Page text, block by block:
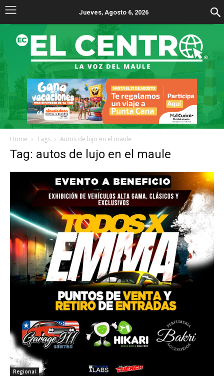
Jueves, Agosto 6, 2026
Home Tags Autos de lujo en el maule
Tag: autos de lujo en el maule
Regional